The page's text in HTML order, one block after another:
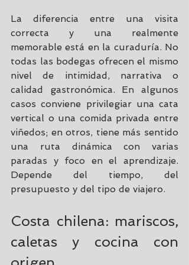
La diferencia entre una visita
correcta y una realmente
memorable está en la curaduría. No
todas las bodegas ofrecen el mismo
nivel de intimidad, narrativa o
calidad gastronómica. En algunos
casos conviene privilegiar una cata
vertical o una comida privada entre
viñedos; en otros, tiene más sentido
una ruta dinámica con varias
paradas y foco en el aprendizaje.
Depende del tiempo, del
presupuesto y del tipo de viajero.
Costa chilena: mariscos,
caletas y cocina con